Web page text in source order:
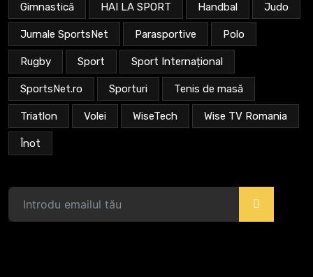
Gimnastică HAI LA SPORT Handbal Judo
Jurnale SportsNet Parasportive Polo
Rugby Sport Sport Internațional
SportsNet.ro Sporturi Tenis de masă
Triatlon Volei WiseTech Wise TV Romania
Înot
>